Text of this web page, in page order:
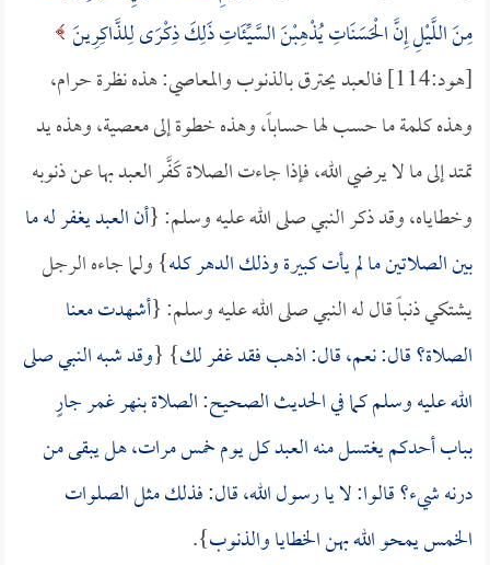
مِنَ اللَّيْلِ إِنَّ الْحَسَنَاتِ يُذْهِبْنَ السَّيِّئَاتِ ذَلِكَ ذِكْرَى لِلذَّاكِرِينَ
[هود:114] فالعبد يحترق بالذنوب والمعاصي: هذه نظرة حرام،
وهذه كلمة ما حسب لها حساباً، وهذه خطوة إلى معصية، وهذه يد
تمتد إلى ما لا يرضي الله، فإذا جاءت الصلاة كَفَّر العبد بها عن ذنوبه
وخطاياه، وقد ذكر النبي صلى الله عليه وسلم: {أن العبد يغفر له ما
بين الصلاتين ما لم يأت كبيرة وذلك الدهر كله} ولما جاءه الرجل
يشتكي ذنباً قال له النبي صلى الله عليه وسلم: {أشهدت معنا
الصلاة؟ قال: نعم، قال: اذهب فقد غفر لك} {وقد شبه النبي صلى
الله عليه وسلم كما في الحديث الصحيح: الصلاة بنهر غمر جارٍ
بباب أحدكم يغتسل منه العبد كل يوم خمس مرات، هل يبقى من
درنه شيء؟ قالوا: لا يا رسول الله، قال: فذلك مثل الصلوات
الخمس يمحو الله بهن الخطايا والذنوب}.